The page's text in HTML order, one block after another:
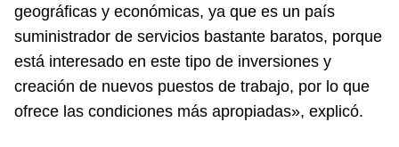
geográficas y económicas, ya que es un país
suministrador de servicios bastante baratos, porque
está interesado en este tipo de inversiones y
creación de nuevos puestos de trabajo, por lo que
ofrece las condiciones más apropiadas», explicó.